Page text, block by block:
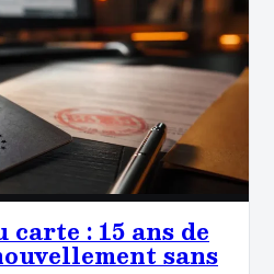
carte : 15 ans de
sans